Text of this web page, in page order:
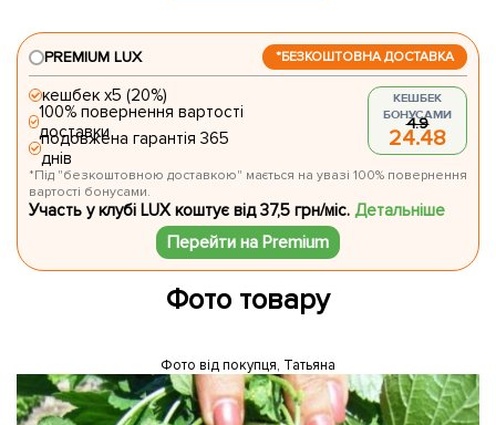
*БЕЗКОШТОВНА ДОСТАВКА
PREMIUM LUX
кешбек х5 (20%)
100% повернення вартості
доставки
подовжена гарантія 365
днів
КЕШБЕК
БОНУСАМИ
4.9
24.48
*Під "безкоштовною доставкою" мається на увазі 100% повернення
вартості бонусами.
Участь у клубі LUX коштує від 37,5 грн/міс.Детальніше
Перейти на Premium
Фото товару
Фото від покупця, Татьяна